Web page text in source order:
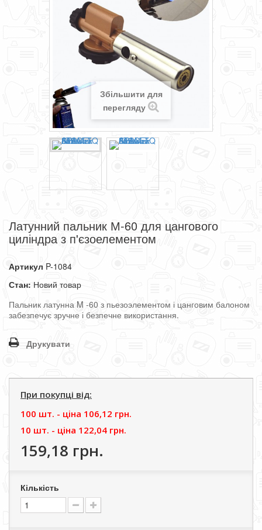
Збільшити для
перегляду
Латунний пальник М-60 для цангового
циліндра з п'єзоелементом
Артикул P-1084
Стан: Новий товар
Пальник латунна M -60 з пьезоэлементом і цанговим балоном
забезпечує зручне і безпечне використання.
Друкувати
При покупці від:
100 шт. - цiна 106,12 грн.
10 шт. - цiна 122,04 грн.
159,18 грн.
Кількість